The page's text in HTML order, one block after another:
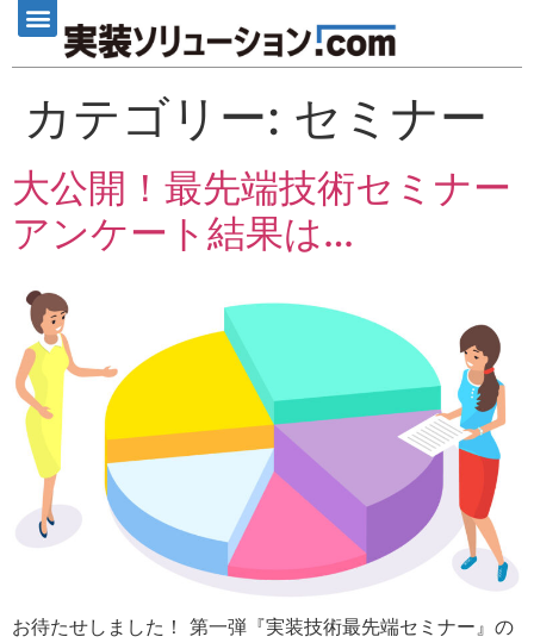
カテゴリー: セミナー
大公開！最先端技術セミナー
アンケート結果は…
お待たせしました！ 第一弾『実装技術最先端セミナー』の